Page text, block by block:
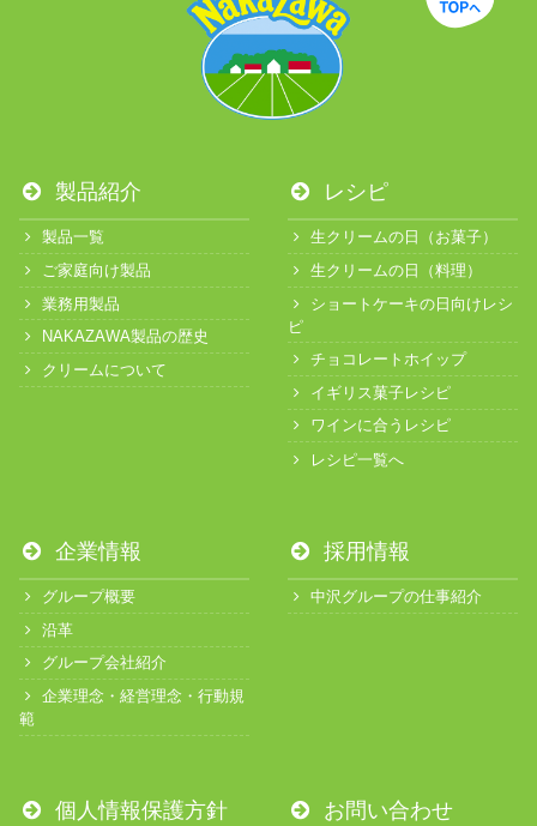
製品紹介
製品一覧
ご家庭向け製品
業務用製品
NAKAZAWA製品の歴史
クリームについて
レシピ
生クリームの日（お菓子）
生クリームの日（料理）
ショートケーキの日向けレシ
ピ
チョコレートホイップ
イギリス菓子レシピ
ワインに合うレシピ
レシピ一覧へ
企業情報
グループ概要
沿革
グループ会社紹介
企業理念・経営理念・行動規
範
採用情報
中沢グループの仕事紹介
個人情報保護方針 お問い合わせ